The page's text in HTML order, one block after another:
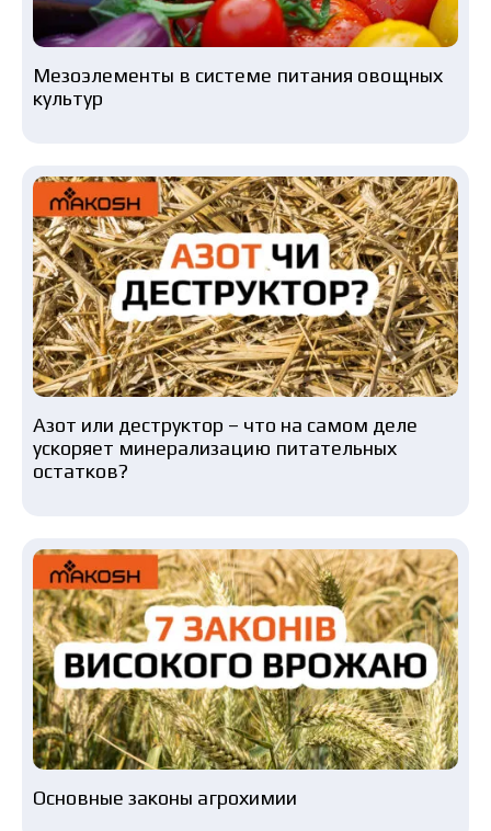
Мезоэлементы в системе питания овощных
культур
Азот или деструктор – что на самом деле
ускоряет минерализацию питательных
остатков?
Основные законы агрохимии